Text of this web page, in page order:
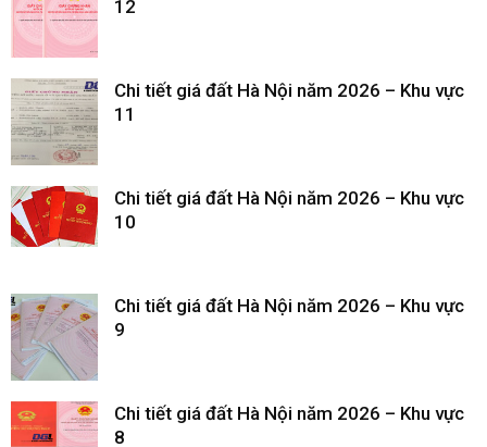
12
Chi tiết giá đất Hà Nội năm 2026 – Khu vực
11
Chi tiết giá đất Hà Nội năm 2026 – Khu vực
10
Chi tiết giá đất Hà Nội năm 2026 – Khu vực
9
Chi tiết giá đất Hà Nội năm 2026 – Khu vực
8